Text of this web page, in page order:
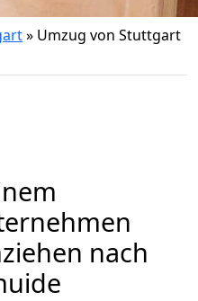
» Umzug von Stuttgart
nach